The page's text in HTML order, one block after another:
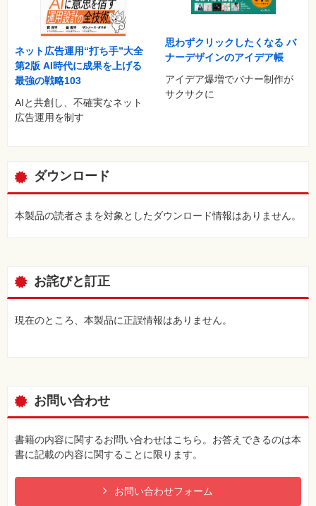
Lesson 35 広告がスタートしたあとのチェックポイントを知りま
Lesson 36 編集の便利ツールを使ってみよう
◆Chapter 6 出稿の結果を確認して判断しよう
Lesson 37 出稿した広告のパフォーマンスに興味をもちましょう
Lesson 38 シグナルを感じ取るポイントを押さえましょう
Lesson 39 レポートは全体から個別へドリルダウンして見ていき
Lesson 42 良い点・悪い点を踏まえて次の一手を打ちましょう
Lesson 43 よくある設定ミスには冷静に対処しましょう
◆Chapter 7 分析をもとに広告成果を改善しよう
Lesson 46 さまざまな改善の視点で成果を確認しましょう
Lesson 47 3つのフレームワークで広告を改善しましょう
◆Chapter 8 検索以外はコンテンツ向け広告でカバーしよう
Lesson 50 リマーケティングでさらなる成果を狙いましょう
Lesson 51 コンテンツターゲットでより多くのユーザーにアプロ
Lesson 52 プレースメントターゲットで特定のユーザーにアプロ
ーチしましょう
ましょう
Lesson 54 インタレストカテゴリを使って意識の強い人にアプロ
ネット広告運用“打ち手”大全
第2版 AI時代に成果を上げる
最強の戦略103
AIと共創し、不確実なネット
広告運用を制す
思わずクリックしたくなる バ
ナーデザインのアイデア帳
アイデア爆増でバナー制作が
サクサクに
ダウンロード
本製品の読者さまを対象としたダウンロード情報はありません。
お詫びと訂正
現在のところ、本製品に正誤情報はありません。
お問い合わせ
書籍の内容に関するお問い合わせはこちら。お答えできるのは本
書に記載の内容に関することに限ります。
お問い合わせフォーム